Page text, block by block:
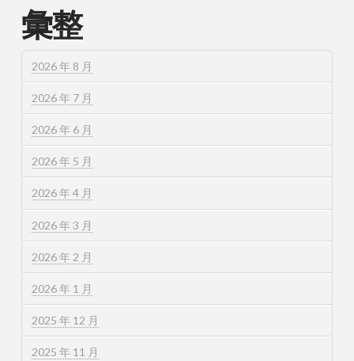
彙整
2026 年 8 月
2026 年 7 月
2026 年 6 月
2026 年 5 月
2026 年 4 月
2026 年 3 月
2026 年 2 月
2026 年 1 月
2025 年 12 月
2025 年 11 月